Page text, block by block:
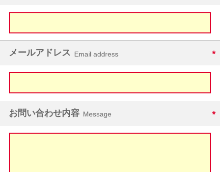
メールアドレス Email address
お問い合わせ内容 Message